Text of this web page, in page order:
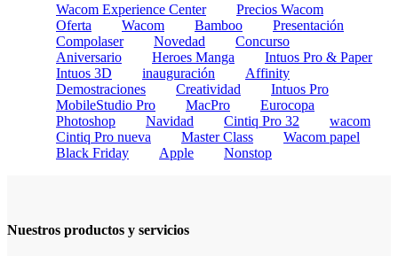
Wacom Experience Center
Precios Wacom
Oferta
Wacom Bamboo
Presentación
Compolaser
Novedad
Concurso
Aniversario
Heroes Manga
Intuos Pro & Paper
Intuos 3D
inauguración
Affinity
Demostraciones
Creatividad
Intuos Pro
MobileStudio Pro
MacPro
Eurocopa
Photoshop
Navidad Cintiq Pro 32
wacom
Cintiq Pro nueva
Master Class
Wacom papel
Black Friday
Apple Nonstop
Nuestros productos y servicios